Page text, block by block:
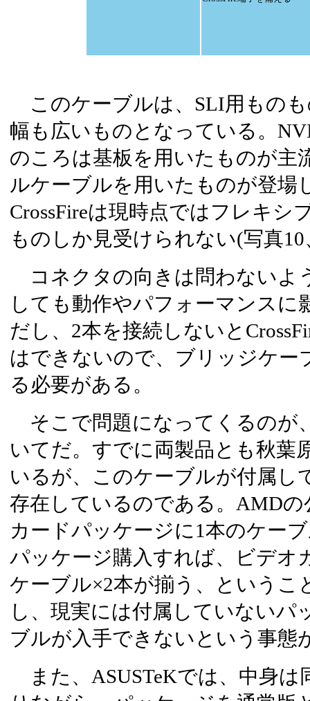
このケーブルは、SLI用もの
幅も広いものとなっている。
のころは基板を用いたものが主
ルケーブルを用いたものが登場
CrossFireは現時点ではフレキシ
ものしか見受けられない(写真10
コネクタの向きは問わないよ
しても動作やパフォーマンスに
だし、2本を接続しないと
はできないので、ブリッジケー
る必要がある。
そこで問題になってくるのが
いてだ。すでに両製品とも秋葉
いるが、このケーブルが付属し
存在しているのである。AMD
カードパッケージに1本のケー
パッケージ購入すれば、ビデオ
ケーブル×2本が揃う、というこ
し、現実には付属していないパ
ブルが入手できないという事態
また、ASUSTeKでは、中身は